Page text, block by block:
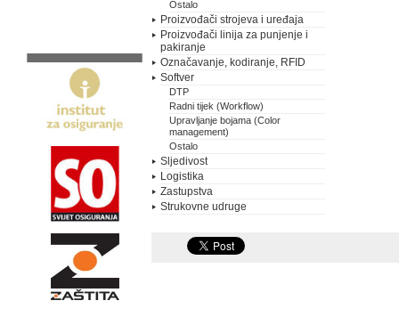
Ostalo
Proizvođači strojeva i uređaja
Proizvođači linija za punjenje i
pakiranje
Označavanje, kodiranje, RFID
Softver
DTP
Radni tijek (Workflow)
Upravljanje bojama (Color
management)
Ostalo
Sljedivost
Logistika
Zastupstva
Strukovne udruge